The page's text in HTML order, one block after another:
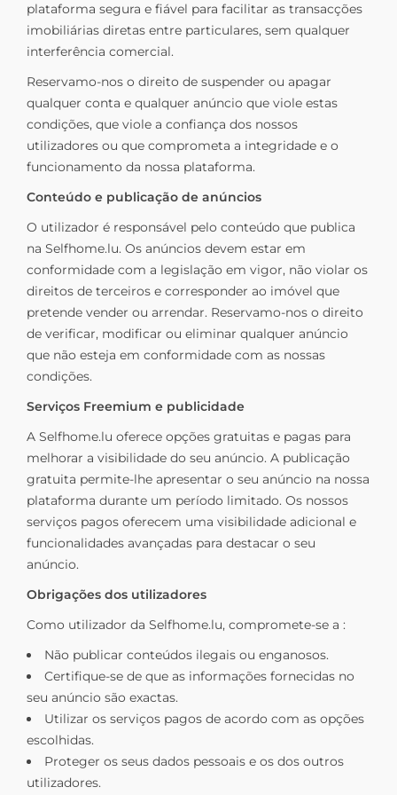
plataforma segura e fiável para facilitar as transacções
imobiliárias diretas entre particulares, sem qualquer
interferência comercial.
Reservamo-nos o direito de suspender ou apagar
qualquer conta e qualquer anúncio que viole estas
condições, que viole a confiança dos nossos
utilizadores ou que comprometa a integridade e o
funcionamento da nossa plataforma.
Conteúdo e publicação de anúncios
O utilizador é responsável pelo conteúdo que publica
na Selfhome.lu. Os anúncios devem estar em
conformidade com a legislação em vigor, não violar os
direitos de terceiros e corresponder ao imóvel que
pretende vender ou arrendar. Reservamo-nos o direito
de verificar, modificar ou eliminar qualquer anúncio
que não esteja em conformidade com as nossas
condições.
Serviços Freemium e publicidade
A Selfhome.lu oferece opções gratuitas e pagas para
melhorar a visibilidade do seu anúncio. A publicação
gratuita permite-lhe apresentar o seu anúncio na nossa
plataforma durante um período limitado. Os nossos
serviços pagos oferecem uma visibilidade adicional e
funcionalidades avançadas para destacar o seu
anúncio.
Obrigações dos utilizadores
Como utilizador da Selfhome.lu, compromete-se a :
Não publicar conteúdos ilegais ou enganosos.
Certifique-se de que as informações fornecidas no
seu anúncio são exactas.
Utilizar os serviços pagos de acordo com as opções
escolhidas.
Proteger os seus dados pessoais e os dos outros
utilizadores.